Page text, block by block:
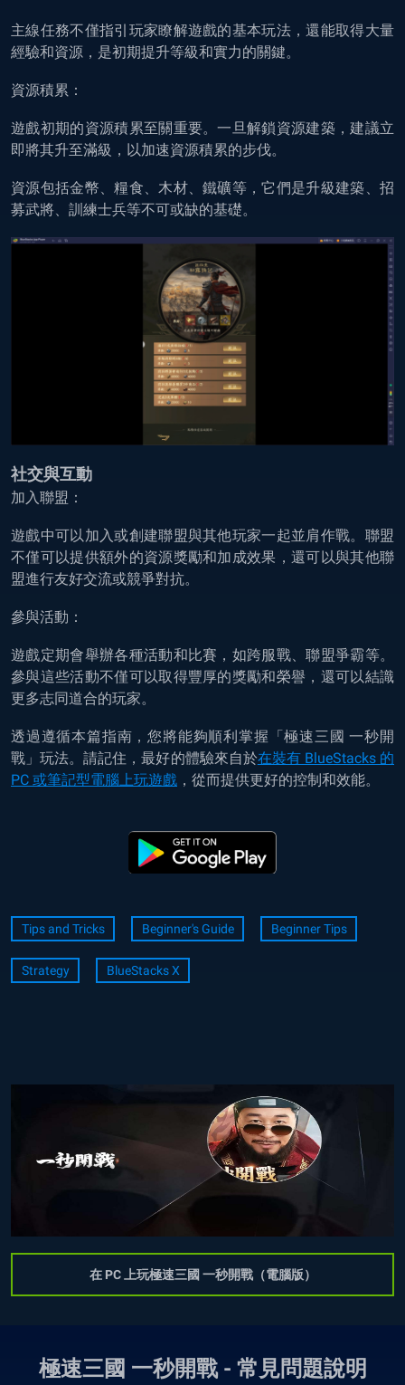
主線任務不僅指引玩家瞭解遊戲的基本玩法，還能取得大量
經驗和資源，是初期提升等級和實力的關鍵。
資源積累：
遊戲初期的資源積累至關重要。一旦解鎖資源建築，建議立
即將其升至滿級，以加速資源積累的步伐。
資源包括金幣、糧食、木材、鐵礦等，它們是升級建築、招
募武將、訓練士兵等不可或缺的基礎。
社交與互動
加入聯盟：
遊戲中可以加入或創建聯盟與其他玩家一起並肩作戰。聯盟
不僅可以提供額外的資源獎勵和加成效果，還可以與其他聯
盟進行友好交流或競爭對抗。
參與活動：
遊戲定期會舉辦各種活動和比賽，如跨服戰、聯盟爭霸等。
參與這些活動不僅可以取得豐厚的獎勵和榮譽，還可以結識
更多志同道合的玩家。
透過遵循本篇指南，您將能夠順利掌握「極速三國 一秒開
戰」玩法。請記住，最好的體驗來自於在裝有 BlueStacks 的
PC 或筆記型電腦上玩遊戲 ，從而提供更好的控制和效能。
Tips and Tricks Beginner's Guide Beginner Tips
Strategy BlueStacks X
在 PC 上玩極速三國 一秒開戰（電腦版）
極速三國 一秒開戰 - 常見問題說明